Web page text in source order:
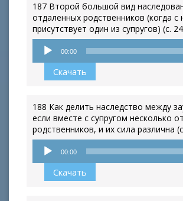
187 Второй большой вид
отдаленных родственников (когда с
присутствует один из супругов) (с.
Аудиоплеер
00:00
Скачать
188 Как делить наследство между
если вместе с супругом несколько
родственников, и их сила различна
Аудиоплеер
00:00
Скачать